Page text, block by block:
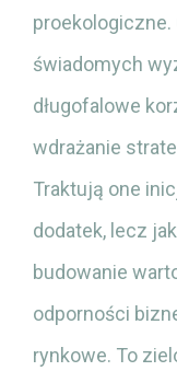
świadomych
długofalowe
wdrażanie
Traktują one
dodatek, lecz
budowanie
odporności
rynkowe. To